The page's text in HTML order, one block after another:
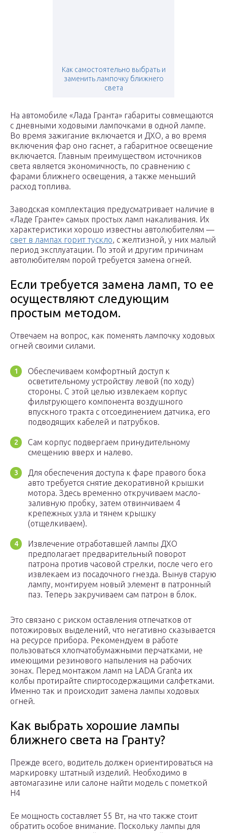
Как самостоятельно выбрать и
заменить лампочку ближнего
света
На автомобиле «Лада Гранта» габариты совмещаются
с дневными ходовыми лампочками в одной лампе.
Во время зажигание включается и ДХО, а во время
включения фар оно гаснет, а габаритное освещение
включается. Главным преимуществом источников
света является экономичность, по сравнению с
фарами ближнего освещения, а также меньший
расход топлива.
Заводская комплектация предусматривает наличие в
«Ладе Гранте» самых простых ламп накаливания. Их
характеристики хорошо известны автолюбителям —
свет в лампах горит тускло, с желтизной, у них малый
период эксплуатации. По этой и другим причинам
автолюбителям порой требуется замена огней.
Если требуется замена ламп, то ее
осуществляют следующим
простым методом.
Отвечаем на вопрос, как поменять лампочку ходовых
огней своими силами.
Обеспечиваем комфортный доступ к
осветительному устройству левой (по ходу)
стороны. С этой целью извлекаем корпус
фильтрующего компонента воздушного
впускного тракта с отсоединением датчика, его
подводящих кабелей и патрубков.
Сам корпус подвергаем принудительному
смещению вверх и налево.
Для обеспечения доступа к фаре правого бока
авто требуется снятие декоративной крышки
мотора. Здесь временно откручиваем масло-
заливную пробку, затем отвинчиваем 4
крепежных узла и тянем крышку
(отщелкиваем).
Извлечение отработавшей лампы ДХО
предполагает предварительный поворот
патрона против часовой стрелки, после чего его
извлекаем из посадочного гнезда. Вынув старую
лампу, монтируем новый элемент в патронный
паз. Теперь закручиваем сам патрон в блок.
Это связано с риском оставления отпечатков от
потожировых выделений, что негативно сказывается
на ресурсе прибора. Рекомендуем в работе
пользоваться хлопчатобумажными перчатками, не
имеющими резинового напыления на рабочих
зонах. Перед монтажом ламп на LADA Granta их
колбы протирайте спиртосодержащими салфетками.
Именно так и происходит замена лампы ходовых
огней.
Как выбрать хорошие лампы
ближнего света на Гранту?
Прежде всего, водитель должен ориентироваться на
маркировку штатный изделий. Необходимо в
автомагазине или салоне найти модель с пометкой
H4
Ее мощность составляет 55 Вт, на что также стоит
обратить особое внимание. Поскольку лампы для